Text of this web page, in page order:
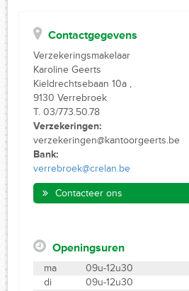
Contactgegevens
Verzekeringsmakelaar
Karoline Geerts
Kieldrechtsebaan 10a ,
9130 Verrebroek
T. 03/773.50.78
Verzekeringen:
verzekeringen@kantoorgeerts.be
Bank:
verrebroek@crelan.be
Contacteer ons
Openingsuren
ma 09u-12u30
di
09u-12u30